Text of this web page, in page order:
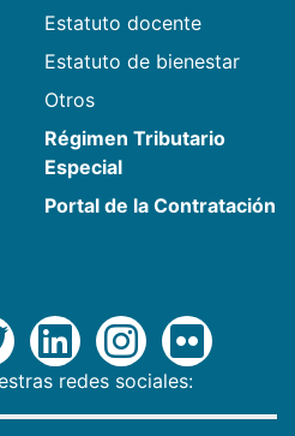
Estatuto docente
Estatuto de bienestar
Otros
Régimen Tributario
Especial
Portal de la Contratación
redes sociales: